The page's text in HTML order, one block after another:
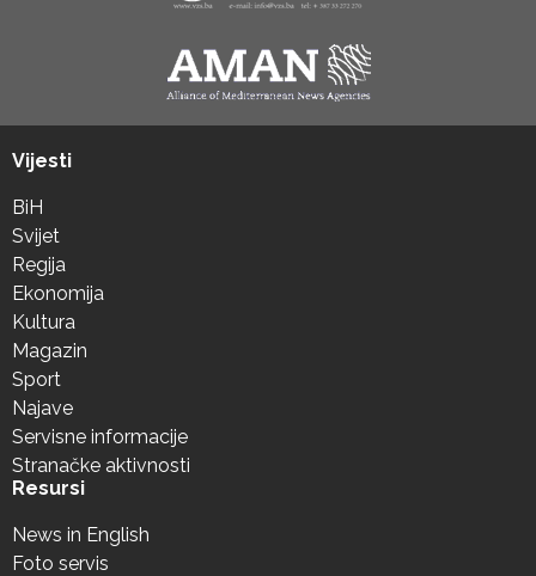
Vijesti
BiH
Svijet
Regija
Ekonomija
Kultura
Magazin
Sport
Najave
Servisne informacije
Stranačke aktivnosti
Resursi
News in English
Foto servis